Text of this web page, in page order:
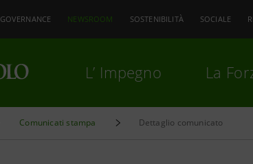
GOVERNANCE NEWSROOM SOSTENIBILITÀ SOCIALE
L’ Impegno La
Comunicati stampa Dettaglio comunicato